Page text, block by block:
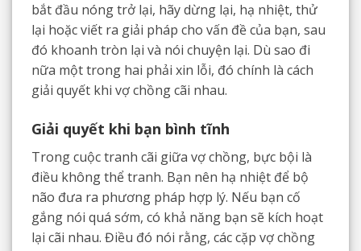
bắt đầu nóng trở lại, hãy dừng lại, hạ nhiệt, thử
lại hoặc viết ra giải pháp cho vấn đề của bạn, sau
đó khoanh tròn lại và nói chuyện lại. Dù sao đi
nữa một trong hai phải xin lỗi, đó chính là cách
giải quyết khi vợ chồng cãi nhau.
Giải quyết khi bạn bình tĩnh
Trong cuộc tranh cãi giữa vợ chồng, bực bội là
điều không thể tranh. Bạn nên hạ nhiệt để bộ
não đưa ra phương pháp hợp lý. Nếu bạn cố
gắng nói quá sớm, có khả năng bạn sẽ kích hoạt
lại cãi nhau. Điều đó nói rằng, các cặp vợ chồng